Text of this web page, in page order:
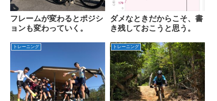
フレームが変わるとポジシ
ョンも変わっていく。
ダメなときだからこそ、書
き残しておこうと思う。
トレーニング トレーニング